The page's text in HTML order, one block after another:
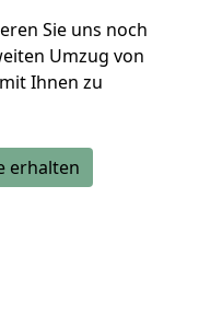
Sie uns noch
Umzug von
Ihnen zu
erhalten